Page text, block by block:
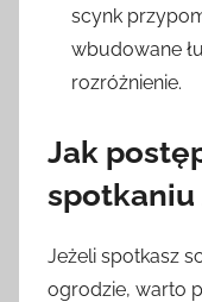
scynk
wbudowane
rozróżnienie.
Jak
spotkaniu
Jeżeli spotkasz
ogrodzie, warto